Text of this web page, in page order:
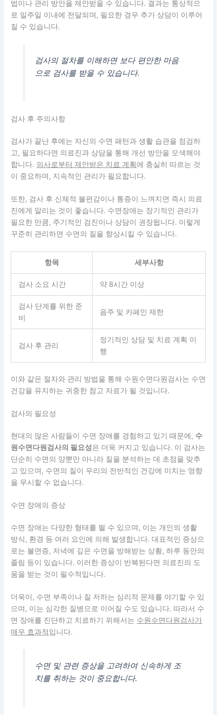
법이나 관리 방안을 제안받을 수 있습니다. 결과는 통상적으
로 일주일 이내에 전달되며, 필요한 경우 추가 상담이 이루어
질 수 있습니다.
검사의 절차를 이해하면 보다 편안한 마음
으로 검사를 받을 수 있습니다.
검사 후 주의사항
검사가 끝난 후에는 자신의 수면 패턴과 생활 습관을 점검하
고, 필요하다면 의료진과 상담을 통해 개선 방안을 모색해야
합니다. 의사로부터 제안받은 치료 계획에 충실히 따르는 것
이 중요하며, 지속적인 관리가 필요합니다.
또한, 검사 후 신체적 불편감이나 통증이 느껴지면 즉시 의료
진에게 알리는 것이 좋습니다. 수면장애는 장기적인 관리가
필요한 만큼, 주기적인 검진이나 상담이 권장됩니다. 이렇게
꾸준히 관리하면 수면의 질을 향상시킬 수 있습니다.
항목 세부사항
검사 소요 시간 약 8시간 이상
검사 단계를 위한 준
비
음주 및 카페인 제한
검사 후 관리
정기적인 상담 및 치료 계획 이
행
이와 같은 절차와 관리 방법을 통해 수원수면다원검사는 수면
건강을 유지하는 귀중한 참고 자료가 될 것입니다.
검사의 필요성
현대의 많은 사람들이 수면 장애를 경험하고 있기 때문에, 수
원수면다원검사의 필요성은 더욱 커지고 있습니다. 이 검사는
단순히 수면의 양뿐만 아니라 질을 분석하는 데 초점을 맞추
고 있으며, 수면의 질이 우리의 전반적인 건강에 미치는 영향
을 무시할 수 없습니다.
수면 장애의 증상
수면 장애는 다양한 형태를 띌 수 있으며, 이는 개인의 생활
방식, 환경 등 여러 요인에 의해 발생합니다. 대표적인 증상으
로는 불면증, 저녁에 깊은 수면을 방해받는 상황, 하루 동안의
졸림 등이 있습니다. 이러한 증상이 반복된다면 의료진의 도
움을 받는 것이 필수적입니다.
더욱이, 수면 부족이나 질 저하는 심리적 문제를 야기할 수 있
으며, 이는 심각한 질병으로 이어질 수도 있습니다. 따라서 수
면 장애를 진단하고 치료하기 위해서는 수원수면다원검사가
매우 효과적입니다.
수면 및 관련 증상을 고려하여 신속하게 조
치를 취하는 것이 중요합니다.